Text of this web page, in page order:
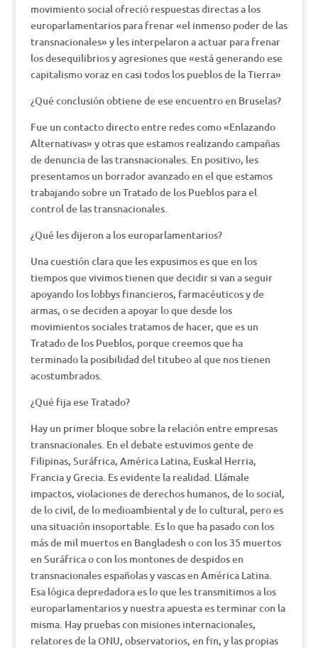
movimiento social ofreció respuestas directas a los
europarlamentarios para frenar «el inmenso poder de las
transnacionales» y les interpelaron a actuar para frenar
los desequilibrios y agresiones que «está generando ese
capitalismo voraz en casi todos los pueblos de la Tierra»
¿Qué conclusión obtiene de ese encuentro en Bruselas?
Fue un contacto directo entre redes como «Enlazando
Alternativas» y otras que estamos realizando campañas
de denuncia de las transnacionales. En positivo, les
presentamos un borrador avanzado en el que estamos
trabajando sobre un Tratado de los Pueblos para el
control de las transnacionales.
¿Qué les dijeron a los europarlamentarios?
Una cuestión clara que les expusimos es que en los
tiempos que vivimos tienen que decidir si van a seguir
apoyando los lobbys financieros, farmacéuticos y de
armas, o se deciden a apoyar lo que desde los
movimientos sociales tratamos de hacer, que es un
Tratado de los Pueblos, porque creemos que ha
terminado la posibilidad del titubeo al que nos tienen
acostumbrados.
¿Qué fija ese Tratado?
Hay un primer bloque sobre la relación entre empresas
transnacionales. En el debate estuvimos gente de
Filipinas, Suráfrica, América Latina, Euskal Herria,
Francia y Grecia. Es evidente la realidad. Llámale
impactos, violaciones de derechos humanos, de lo social,
de lo civil, de lo medioambiental y de lo cultural, pero es
una situación insoportable. Es lo que ha pasado con los
más de mil muertos en Bangladesh o con los 35 muertos
en Suráfrica o con los montones de despidos en
transnacionales españolas y vascas en América Latina.
Esa lógica depredadora es lo que les transmitimos a los
europarlamentarios y nuestra apuesta es terminar con la
misma. Hay pruebas con misiones internacionales,
relatores de la ONU, observatorios, en fin, y las propias